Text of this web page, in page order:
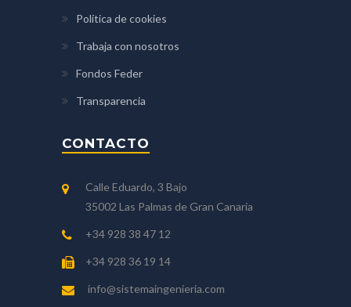
Política de cookies
Trabaja con nosotros
Fondos Feder
Transparencia
CONTACTO
Calle Eduardo, 3 Bajo
35002 Las Palmas de Gran Canaria
+34 928 38 47 12
+34 928 36 19 14
info@sistemaingenieria.com